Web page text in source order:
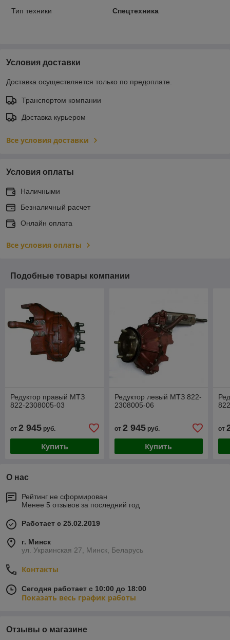
Тип техники
Спецтехника
Условия доставки
Доставка осуществляется только по предоплате.
Транспортом компании
Доставка курьером
Все условия доставки
Условия оплаты
Наличными
Безналичный расчет
Онлайн оплата
Все условия оплаты
Подобные товары компании
Редуктор правый МТЗ
822-2308005-03
от 2 945 руб.
Купить
Редуктор левый МТЗ 822-
2308005-06
от 2 945руб.
Купить
от
О нас
Рейтинг не сформирован
Менее 5 отзывов за последний год
Работает с 25.02.2019
г. Минск
ул. Украинская 27, Минск, Беларусь
Контакты
Сегодня работает с 10:00 до 18:00
Показать весь график работы
Отзывы о магазине